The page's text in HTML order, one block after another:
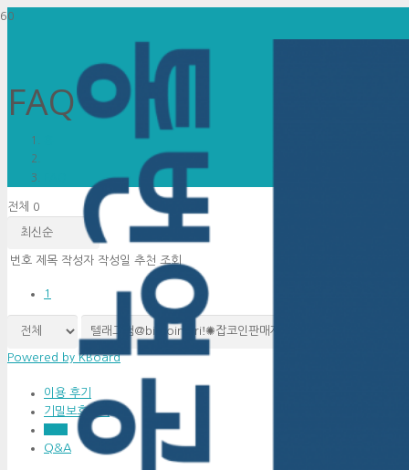
FAQ
전체 0
번호 제목 작성자 작성일 추천 조회
1
Powered by KBoard
이용 후기
기밀보호정책
Q&A